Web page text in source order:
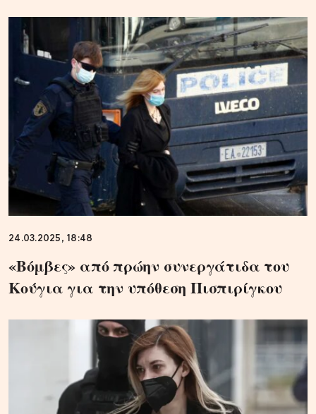
24.03.2025, 18:48
«Βόμβες» από πρώην συνεργάτιδα του
Κούγια για την υπόθεση Πισπιρίγκου